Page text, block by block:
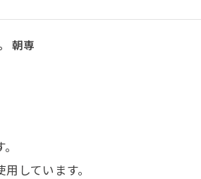
朝専
しています。